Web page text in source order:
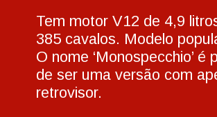
Tem motor V12 de 4,9
385 cavalos. Modelo
O nome ‘Monospecchio’ é
de ser uma versão com
retrovisor.